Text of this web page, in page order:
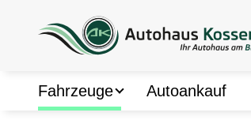
Fahrzeuge
Autoankauf